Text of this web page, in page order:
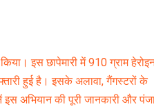
इस छापेमारी में 910 ग्राम
हुई है। इसके अलावा, गैंगस्टरों के
अभियान की पूरी जानकारी और